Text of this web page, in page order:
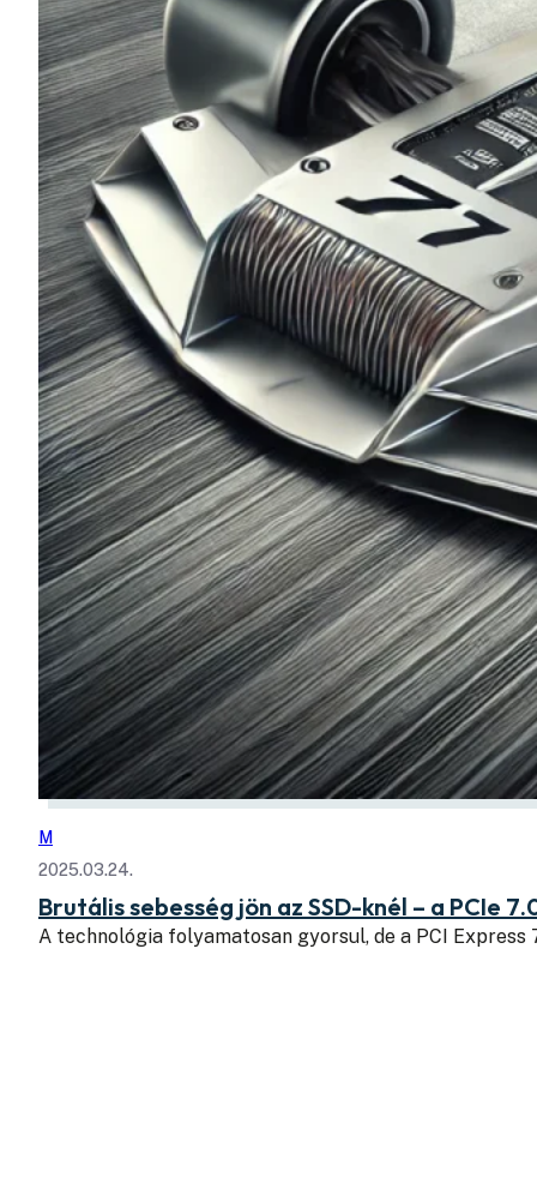
M
2025.03.24.
Brutális sebesség jön az SSD-knél – a PCIe
A technológia folyamatosan gyorsul, de a PCI Express